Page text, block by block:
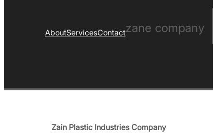
zane company
Contact
Services
About
Zain Plastic Industries Company